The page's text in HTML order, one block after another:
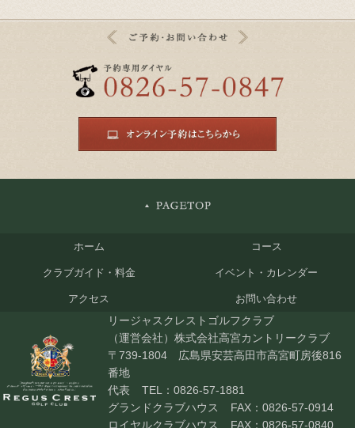
ホーム コース
クラブガイド・料金 イベント・カレンダー
アクセス お問い合わせ
リージャスクレストゴルフクラブ
（運営会社）株式会社高宮カントリークラブ
〒739-1804 広島県安芸高田市高宮町房後816
番地
代表
TEL：0826-57-1881
グランドクラブハウス
FAX：0826-57-0914
ロイヤルクラブハウス
FAX：0826-57-0840